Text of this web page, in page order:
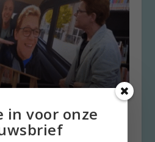
letters: bijna
in voor onze